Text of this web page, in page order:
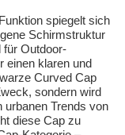
spiegelt sich
Schirmstruktur
für Outdoor-
einen klaren und
Curved Cap
sondern wird
urbanen Trends von
diese Cap zu